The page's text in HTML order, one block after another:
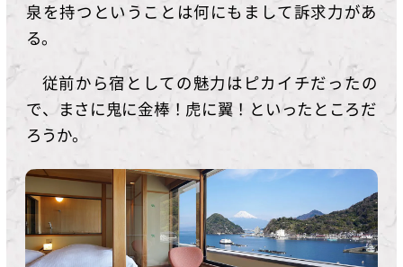
泉を持つということは何にもまして訴求力があ
る。
従前から宿としての魅力はピカイチだったの
で、まさに鬼に金棒！虎に翼！といったところだ
ろうか。